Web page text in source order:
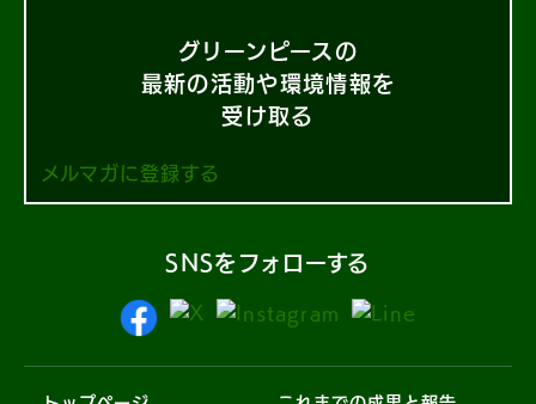
グリーンピースの
最新の活動や環境情報を
受け取る
メルマガに登録する
SNSをフォローする